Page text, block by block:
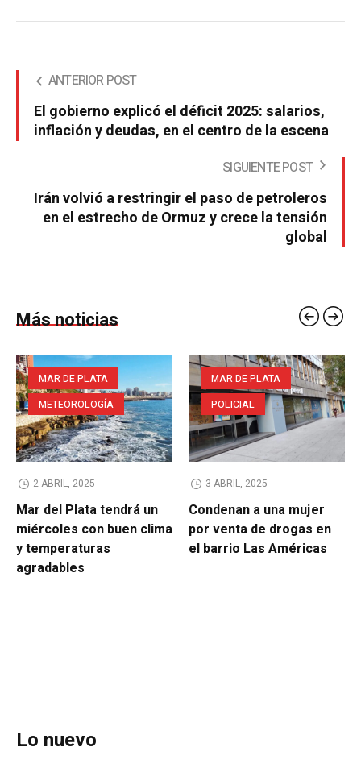
ANTERIOR POST
El gobierno explicó el déficit 2025: salarios,
inflación y deudas, en el centro de la escena
SIGUIENTE POST
Irán volvió a restringir el paso de petroleros
en el estrecho de Ormuz y crece la tensión
global
Más noticias
MAR DE PLATA
METEOROLOGÍA
2 ABRIL, 2025
Mar del Plata tendrá un
miércoles con buen clima
y temperaturas
agradables
MAR DE PLATA
POLICIAL
3 ABRIL, 2025
Condenan a una mujer
por venta de drogas en
el barrio Las Américas
Lo nuevo